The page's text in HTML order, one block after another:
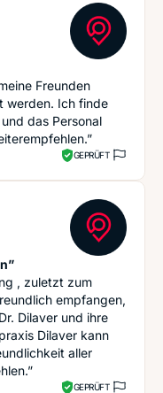
Freunden
werden. Ich finde
das Personal
GEPRÜFT
, zuletzt zum
empfangen,
Dilaver und ihre
Dilaver kann
aller
GEPRÜFT